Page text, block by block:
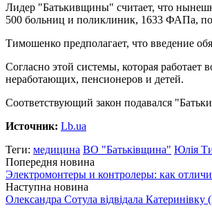
Лидер "Батькивщины" считает, что
500 больниц и поликлиник, 1633 ФАПа,
Тимошенко предполагает, что введение
Согласно этой системы, которая работает
неработающих, пенсионеров и детей.
Соответствующий закон подавался
Источник: Lb.ua
Теги: медицина ВО "Батьківщина" Юлія
Попередня новина
Электромонтеры и контролеры: как
Наступна новина
Олександра Сотула відвідала